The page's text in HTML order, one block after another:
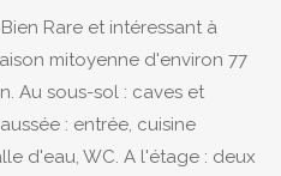
Rare et intéressant à
mitoyenne d'environ 77
Au sous-sol : caves et
: entrée, cuisine
d'eau, WC. A l'étage : deux